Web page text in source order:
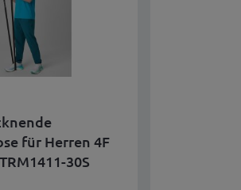
für Herren 4F
30S